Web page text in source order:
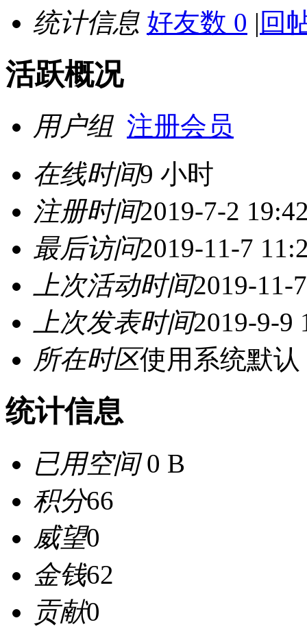
统计信息 好友数 0 | 回
活跃概况
用户组 注册会员
在线时间9 小时
注册时间2019-7-2
最后访问2019-11-7
上次活动时间2019-11-
上次发表时间2019-9-9
所在时区使用系统默认
统计信息
已用空间0 B
积分66
威望0
金钱62
贡献0